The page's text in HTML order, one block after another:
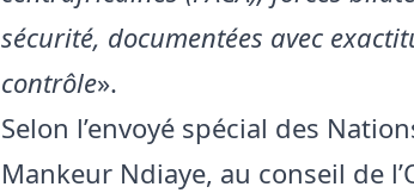
sécurité, documentées avec
contrôle».
Selon l’envoyé spécial des
Mankeur Ndiaye, au conseil de